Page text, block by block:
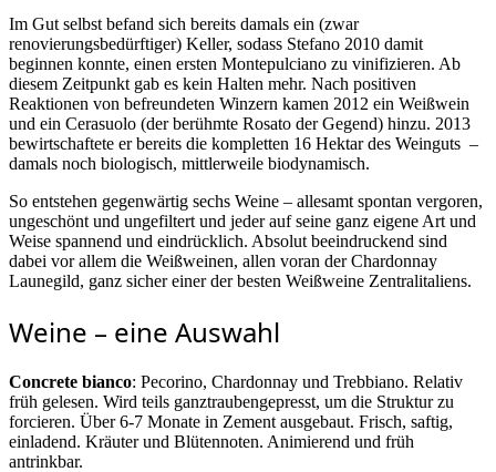
Im Gut selbst befand sich bereits damals ein (zwar
renovierungsbedürftiger) Keller, sodass Stefano 2010 damit
beginnen konnte, einen ersten Montepulciano zu vinifizieren. Ab
diesem Zeitpunkt gab es kein Halten mehr. Nach positiven
Reaktionen von befreundeten Winzern kamen 2012 ein Weißwein
und ein Cerasuolo (der berühmte Rosato der Gegend) hinzu. 2013
bewirtschaftete er bereits die kompletten 16 Hektar des Weinguts –
damals noch biologisch, mittlerweile biodynamisch.
So entstehen gegenwärtig sechs Weine – allesamt spontan vergoren,
ungeschönt und ungefiltert und jeder auf seine ganz eigene Art und
Weise spannend und eindrücklich. Absolut beeindruckend sind
dabei vor allem die Weißweinen, allen voran der Chardonnay
Launegild, ganz sicher einer der besten Weißweine Zentralitaliens.
Weine – eine Auswahl
Concrete bianco: Pecorino, Chardonnay und Trebbiano. Relativ
früh gelesen. Wird teils ganztraubengepresst, um die Struktur zu
forcieren. Über 6-7 Monate in Zement ausgebaut. Frisch, saftig,
einladend. Kräuter und Blütennoten. Animierend und früh
antrinkbar.